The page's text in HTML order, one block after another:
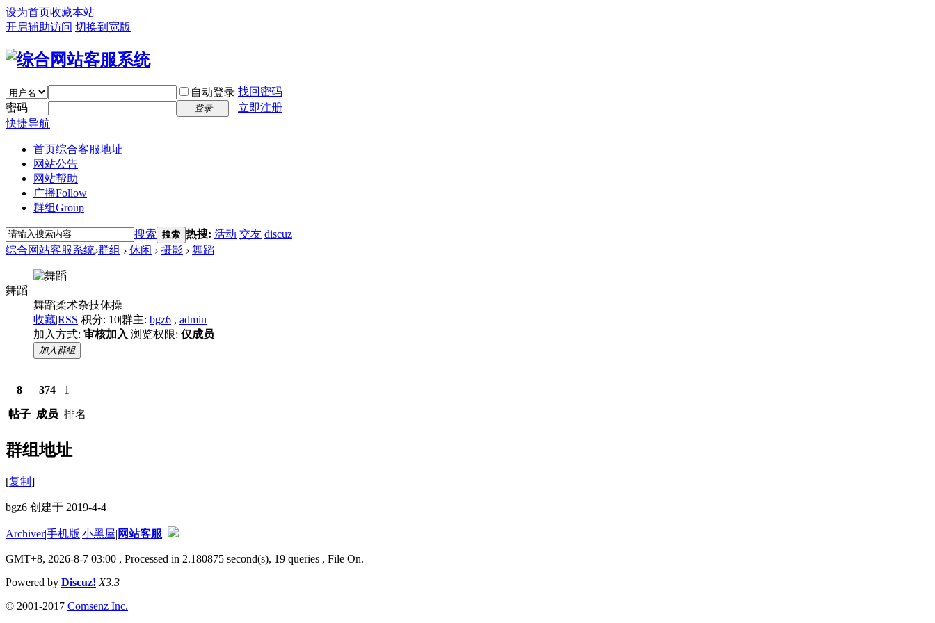
设为首页收藏本站
开启辅助访问 切换到宽版
自动登录 找回密码
密码
登录
立即注册
快捷导航
首页综合客服地址
网站公告
网站帮助
广播Follow
群组Group
搜索 搜索 热搜: 活动 交友 discuz
综合网站客服系统›群组 › 休闲 › 摄影 › 舞蹈
舞蹈
舞蹈柔术杂技体操
收藏|RSS 积分: 10|群主: bgz6 , admin
加入方式: 审核加入 浏览权限: 仅成员
加入群组
8
帖子
374
成员
1
排名
群组地址
[复制 ]
bgz6 创建于 2019-4-4
Archiver|手机版|小黑屋| 网站客服
GMT+8, 2026-8-7 03:00 , Processed in 2.180875 second(s), 19 queries , File On.
Powered by Discuz! X3.3
© 2001-2017 Comsenz Inc.